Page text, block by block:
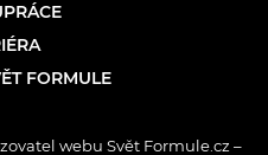
FORMULE
webu Svět Formule.cz –